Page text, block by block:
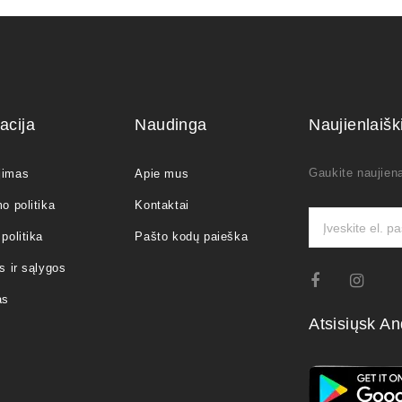
politika
ir sąlygos
Naudinga
Apie mus
Kontaktai
Pašto kodų paieška
Gaukite
Atsisiųsk